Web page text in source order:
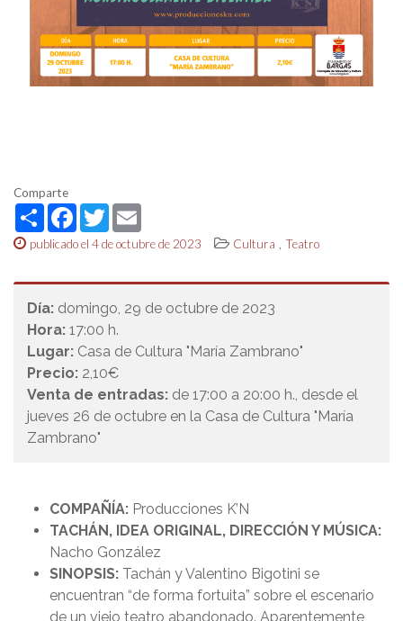
Comparte
ShareFacebook
Twitter
publicado el 4 de octubre de 2023 Cultura , Teatro
Día: domingo, 29 de octubre de 2023
Hora: 17:00 h.
Lugar: Casa de Cultura "María Zambrano"
Precio: 2,10€
Venta de entradas: de 17:00 a 20:00 h., desde el
jueves 26 de octubre en la Casa de Cultura "María
Zambrano"
COMPAÑÍA: Producciones K’N
TACHÁN, IDEA ORIGINAL, DIRECCIÓN Y MÚSICA:
Nacho González
SINOPSIS: Tachán y Valentino Bigotini se
encuentran “de forma fortuita” sobre el escenario
de un viejo teatro abandonado. Aparentemente,